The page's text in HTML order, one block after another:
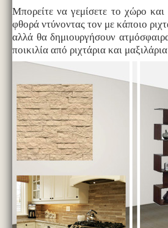
Μπορείτε να γεμίσετε το χώρο
φθορά ντύνοντας τον με κάποιο
αλλά θα δημιουργήσουν
ποικιλία από ριχτάρια και